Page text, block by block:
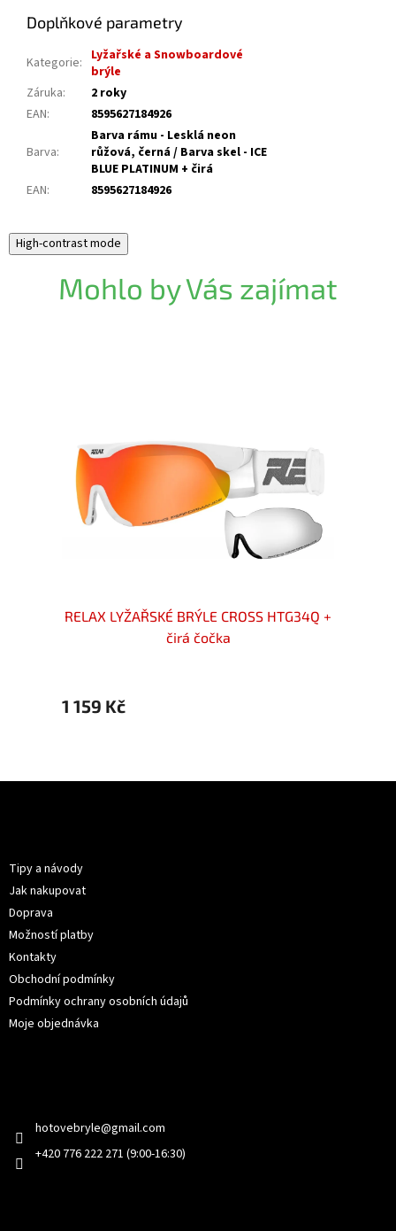
Doplňkové parametry
Kategorie: Lyžařské a Snowboardové
brýle
Záruka:
2 roky
EAN: 8595627184926
Barva:
Barva rámu - Lesklá neon
růžová, černá / Barva skel - ICE
BLUE PLATINUM + čirá
EAN: 8595627184926
High-contrast mode
Mohlo by Vás zajímat
RELAX LYŽAŘSKÉ BRÝLE CROSS HTG34Q +
čirá čočka
1 159 Kč
Tipy a návody
Jak nakupovat
Doprava
Možností platby
Kontakty
Obchodní podmínky
Podmínky ochrany osobních údajů
Moje objednávka
hotovebryle@gmail.com
+420 776 222 271 (9:00-16:30)